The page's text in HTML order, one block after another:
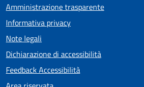
Amministrazione trasparente
Informativa privacy
Note legali
Dichiarazione di accessibilità
Feedback Accessibilità